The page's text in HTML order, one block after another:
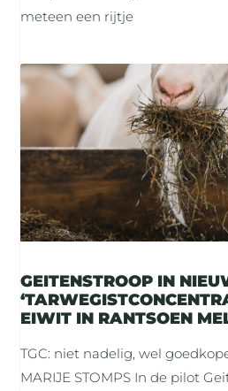
meteen een rijtje
GEITENSTROOP IN
EIWIT IN RANTSOEN
TGC: niet nadelig, wel
MARIJE STOMPS In de pilot